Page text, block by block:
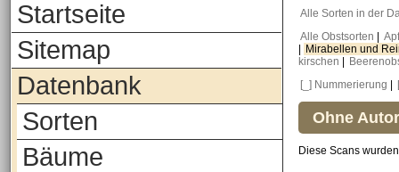
Startseite
Sitemap
Datenbank
Sorten
Bäume
Alle Sorten in der
Alle Obstsorten
Mirabellen und
kirschen
[_] Nummerierung
Ohne
Diese Scans